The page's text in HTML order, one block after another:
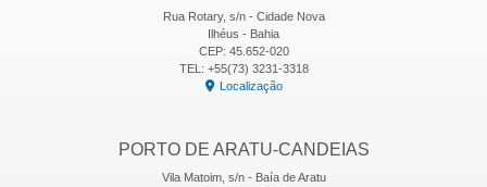
Rua Rotary, s/n - Cidade Nova
Ilhéus - Bahia
CEP: 45.652-020
TEL: +55(73) 3231-3318
Localização
PORTO DE ARATU-CANDEIAS
Vila Matoim, s/n - Baía de Aratu